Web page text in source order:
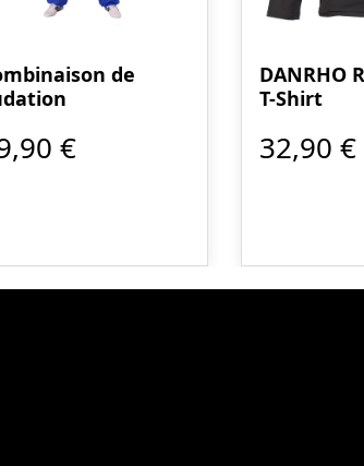
de
€
DANRHO
T-Shirt
32,90 €